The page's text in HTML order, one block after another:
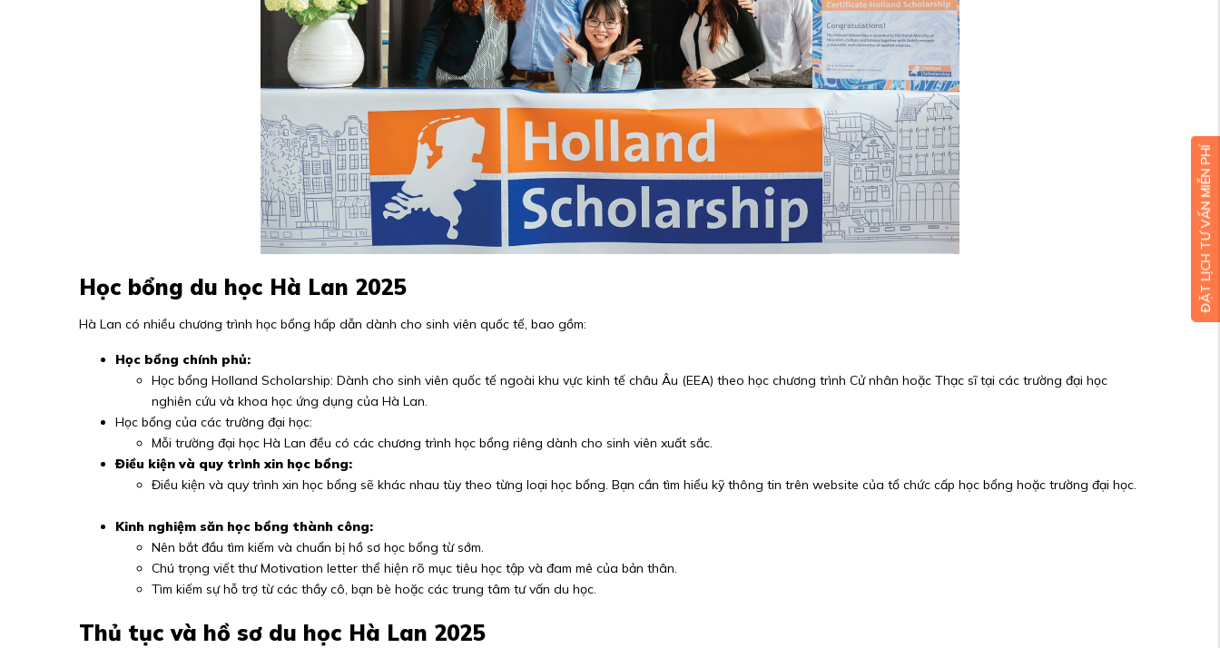
Học bổng du học Hà Lan 2025
Hà Lan có nhiều chương trình học bổng hấp dẫn dành cho sinh viên quốc tế, bao gồm:
Học bổng chính phủ:
Học bổng Holland Scholarship: Dành cho sinh viên quốc tế ngoài khu vực kinh tế châu Âu (EEA) theo học chương trình Cử nhân hoặc Thạc sĩ tại các trường đại học
nghiên cứu và khoa học ứng dụng của Hà Lan.
Học bổng của các trường đại học:
Mỗi trường đại học Hà Lan đều có các chương trình học bổng riêng dành cho sinh viên xuất sắc.
Điều kiện và quy trình xin học bổng:
Điều kiện và quy trình xin học bổng sẽ khác nhau tùy theo từng loại học bổng. Bạn cần tìm hiểu kỹ thông tin trên website của tổ chức cấp học bổng hoặc trường đại học.
Kinh nghiệm săn học bổng thành công:
Nên bắt đầu tìm kiếm và chuẩn bị hồ sơ học bổng từ sớm.
Chú trọng viết thư Motivation letter thể hiện rõ mục tiêu học tập và đam mê của bản thân.
Tìm kiếm sự hỗ trợ từ các thầy cô, bạn bè hoặc các trung tâm tư vấn du học.
Thủ tục và hồ sơ du học Hà Lan 2025
ĐẶT LỊCH TƯ VẤN MIỄN PHÍ